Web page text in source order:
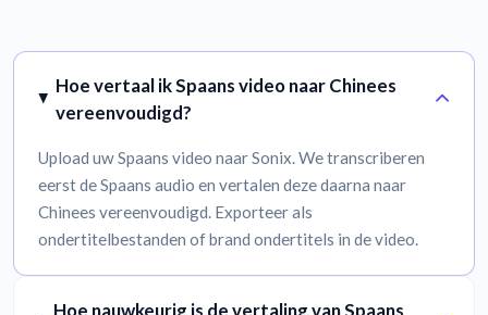
Hoe vertaal ik Spaans video naar Chinees
vereenvoudigd?
Upload uw Spaans video naar Sonix. We transcriberen
eerst de Spaans audio en vertalen deze daarna naar
Chinees vereenvoudigd. Exporteer als
ondertitelbestanden of brand ondertitels in de video.
Hoe nauwkeurig is de vertaling van Spaans